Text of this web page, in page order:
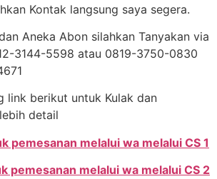
Kontak langsung saya segera.
Aneka Abon silahkan Tanyakan via
3144-5598 atau 0819-3750-0830
link berikut untuk Kulak dan
detail
pemesanan melalui wa melalui CS 1
pemesanan melalui wa melalui CS 2